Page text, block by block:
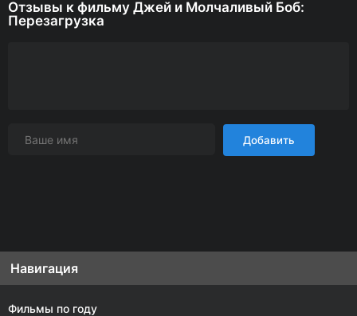
Отзывы к фильму Джей и Молчаливый Боб:
Перезагрузка
Добавить
Навигация
Фильмы по году